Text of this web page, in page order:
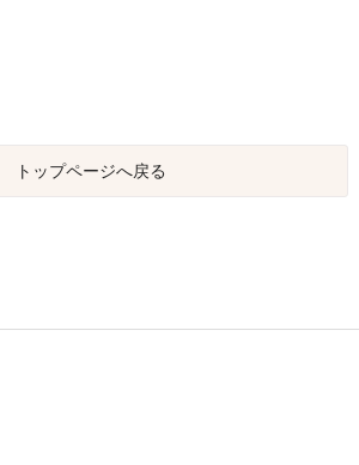
トップページへ戻る